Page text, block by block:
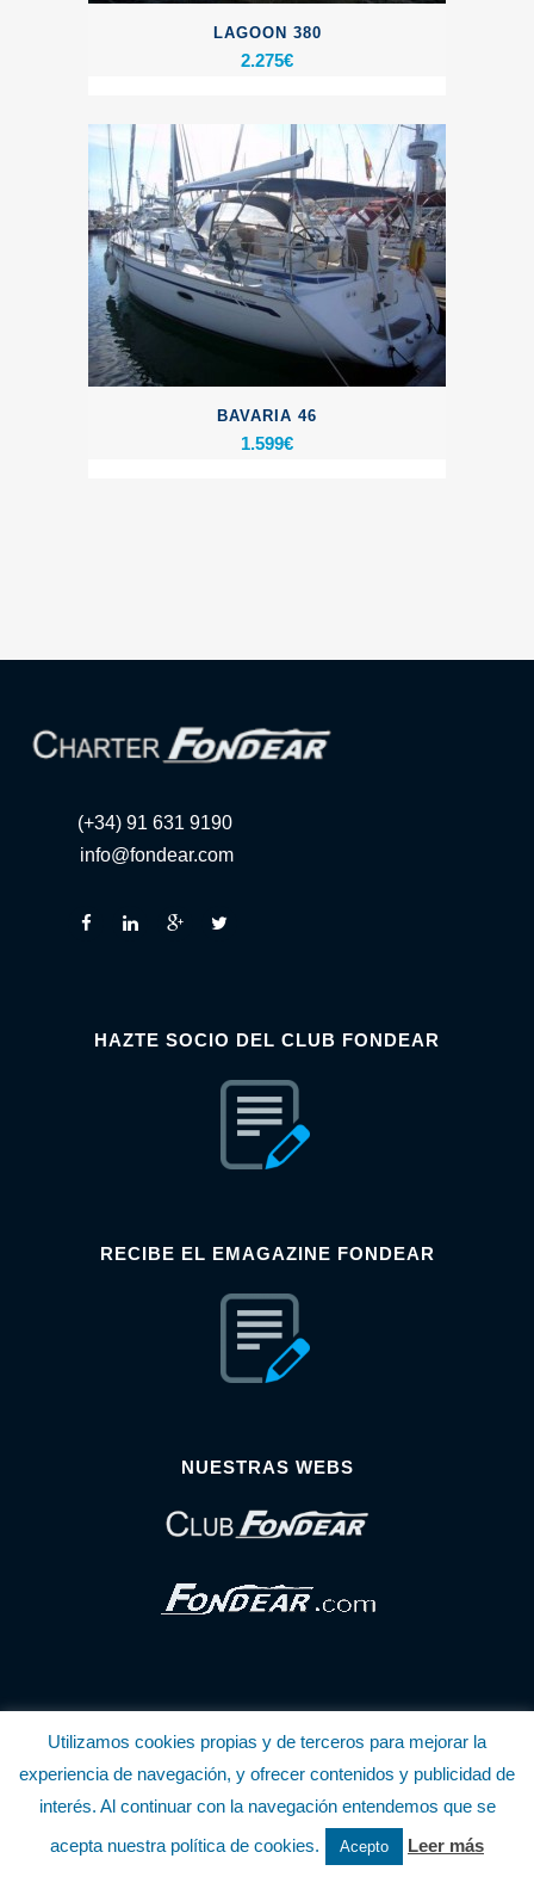
LAGOON 380
2.275€
BAVARIA 46
1.599€
(+34) 91 631 9190
info@fondear.com
HAZTE SOCIO DEL CLUB FONDEAR
RECIBE EL EMAGAZINE FONDEAR
NUESTRAS WEBS
© Copyright Fondear, S.L.
Aunque se consideran exactas, declinamos toda responsabilidad sobre la
información y precios inscritos. Estas informaciones no son contractuales.
Utilizamos cookies propias y de terceros para mejorar la
experiencia de navegación, y ofrecer contenidos y publicidad de
interés. Al continuar con la navegación entendemos que se
acepta nuestra política de cookies.
Acepto Leer más